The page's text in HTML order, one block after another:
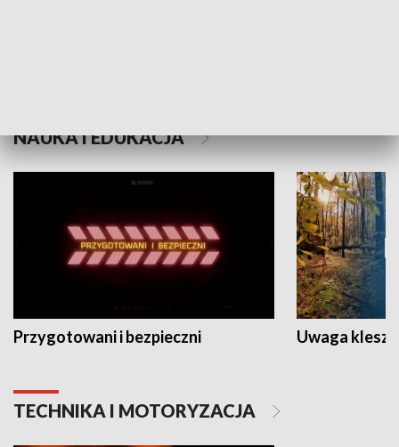
NAUKA I EDUKACJA
Przygotowani i bezpieczni Uwaga
TECHNIKA I MOTORYZACJA